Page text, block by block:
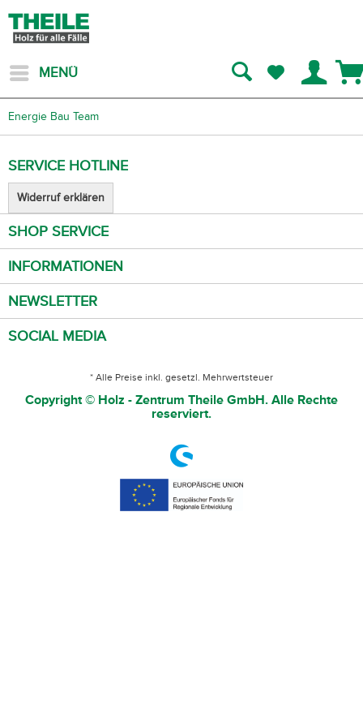
MENÜ
Energie Bau Team
SERVICE HOTLINE
Widerruf erklären
SHOP SERVICE
INFORMATIONEN
NEWSLETTER
SOCIAL MEDIA
* Alle Preise inkl. gesetzl. Mehrwertsteuer
Copyright © Holz - Zentrum Theile GmbH. Alle Rechte
reserviert.